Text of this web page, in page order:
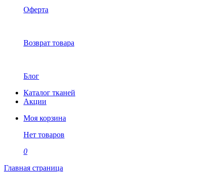
Оферта
Возврат товара
Блог
Каталог тканей
Акции
Моя корзина
Нет товаров
0
Главная страница